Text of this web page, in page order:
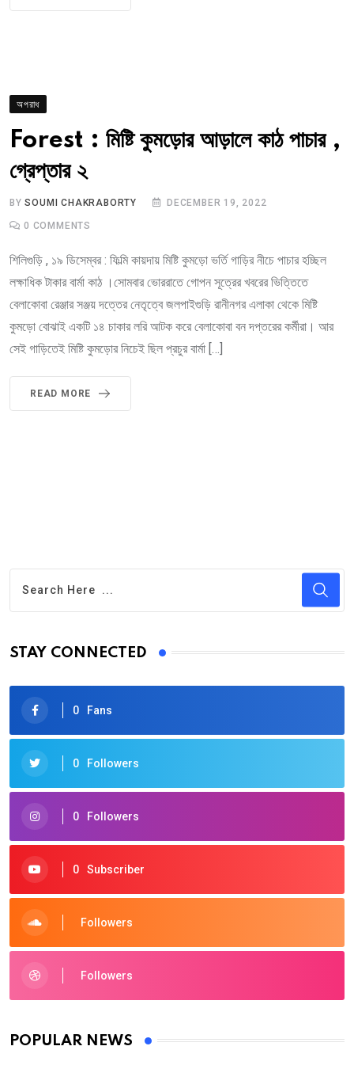
অপরাধ
Forest : মিষ্টি কুমড়োর আড়ালে কাঠ পাচার ,
গ্রেপ্তার ২
BYSOUMI CHAKRABORTY DECEMBER 19, 2022
0 COMMENTS
শিলিগুড়ি , ১৯ ডিসেম্বর : ফিল্মি কায়দায় মিষ্টি কুমড়ো ভর্তি গাড়ির নীচে পাচার হচ্ছিল
লক্ষাধিক টাকার বার্মা কাঠ ।সোমবার ভোররাতে গোপন সূত্রের খবরের ভিত্তিতে
বেলাকোবা রেঞ্জার সঞ্জয় দত্তের নেতৃত্বে জলপাইগুড়ি রানীনগর এলাকা থেকে মিষ্টি
কুমড়ো বোঝাই একটি ১৪ চাকার লরি আটক করে বেলাকোবা বন দপ্তরের কর্মীরা। আর
সেই গাড়িতেই মিষ্টি কুমড়োর নিচেই ছিল প্রচুর বার্মা […]
READ MORE
STAY CONNECTED
0 Fans
0 Followers
0 Followers
0 Subscriber
Followers
Followers
POPULAR NEWS